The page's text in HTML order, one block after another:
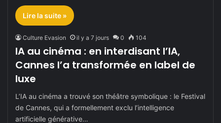
Lire la suite »
Culture Evasion il y a 7 jours 0 104
IA au cinéma : en interdisant l’IA,
Cannes l’a transformée en label de
luxe
L’IA au cinéma a trouvé son théâtre symbolique : le Festival
de Cannes, qui a formellement exclu l’intelligence
artificielle générative…